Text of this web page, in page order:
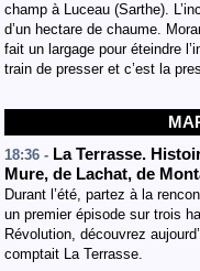
champ à Luceau (Sarthe).
d’un hectare de chaume.
fait un largage pour éteindre
train de presser et c’est la
18:36 - La Terrasse.
Mure, de Lachat, de
Durant l’été, partez à la
un premier épisode sur trois
Révolution, découvrez
comptait La Terrasse.